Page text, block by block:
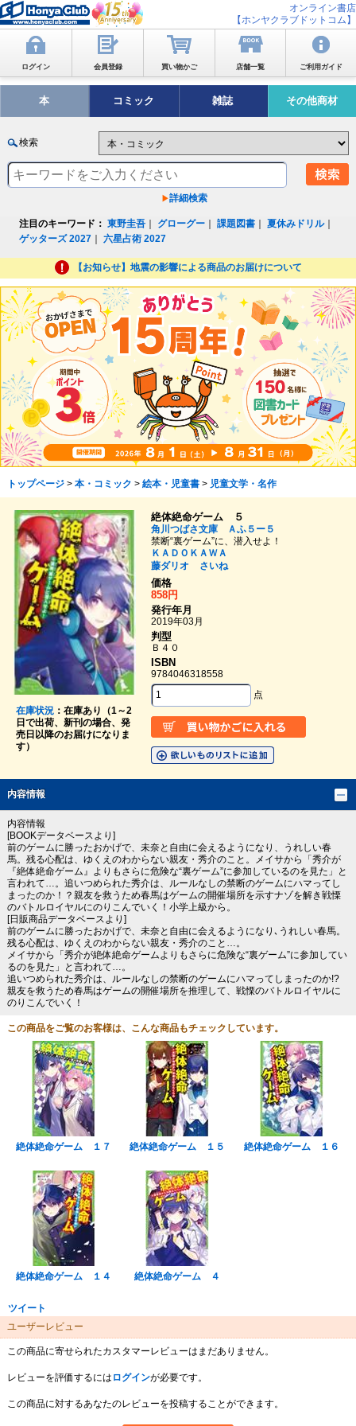
オンライン書店
【ホンヤクラブドットコム】
ログイン 会員登録 買い物かご 店舗一覧 ご利用ガイド
本 コミック 雑誌 その他商材
検索
詳細検索
注目のキーワード： 東野圭吾 グローグー ｜課題図書 ｜夏休みドリル｜
ゲッターズ 2027 ｜六星占術 2027
【お知らせ】地震の影響による商品のお届けについて
トップページ> 本・コミック > 絵本・児童書> 児童文学・名作
在庫状況：在庫あり（1～2
日で出荷、新刊の場合、発
売日以降のお届けになりま
す）
絶体絶命ゲーム ５
角川つばさ文庫 Ａふ５ー５
禁断“裏ゲーム”に、潜入せよ！
ＫＡＤＯＫＡＷＡ
藤ダリオ
さいね
価格
858円
発行年月
2019年03月
判型
Ｂ４０
ISBN
9784046318558
点
内容情報
内容情報
[BOOKデータベースより]
前のゲームに勝ったおかげで、未奈と自由に会えるようになり、うれしい春
馬。残る心配は、ゆくえのわからない親友・秀介のこと。メイサから「秀介が
『絶体絶命ゲーム』よりもさらに危険な“裏ゲーム”に参加しているのを見た」と
言われて…。追いつめられた秀介は、ルールなしの禁断のゲームにハマってし
まったのか！？親友を救うため春馬はゲームの開催場所を示すナゾを解き戦慄
のバトルロイヤルにのりこんでいく！小学上級から。
[日販商品データベースより]
前のゲームに勝ったおかげで、未奈と自由に会えるようになり､うれしい春馬。
残る心配は、ゆくえのわからない親友・秀介のこと…。
メイサから「秀介が絶体絶命ゲームよりもさらに危険な“裏ゲーム”に参加してい
るのを見た」と言われて…。
追いつめられた秀介は、ルールなしの禁断のゲームにハマってしまったのか!?
親友を救うため春馬はゲームの開催場所を推理して、戦慄のバトルロイヤルに
のりこんでいく！
この商品をご覧のお客様は、こんな商品もチェックしています。
絶体絶命ゲーム １７ 絶体絶命ゲーム １５ 絶体絶命ゲーム １６
絶体絶命ゲーム １４ 絶体絶命ゲーム ４
ツイート
ユーザーレビュー
この商品に寄せられたカスタマーレビューはまだありません。
レビューを評価するには ログインが必要です。
この商品に対するあなたのレビューを投稿することができます。